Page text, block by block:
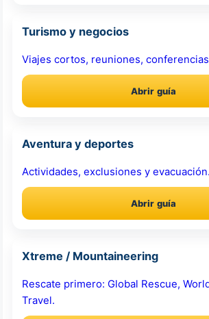
Turismo y negocios
Viajes cortos, reuniones,
Abrir guía
Aventura y deportes
Actividades, exclusiones y evacuación.
Abrir guía
Xtreme / Mountaineering
Rescate primero: Global Rescue,
Travel.